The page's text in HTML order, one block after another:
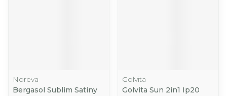
Noreva
Bergasol Sublim Satiny
Golvita
Golvita Sun 2in1 Ip20